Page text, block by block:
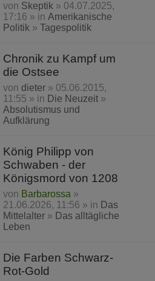
von Skeptik » 04.07.2025,
17:16 » in Amerikanische
Politik » Tagespolitik
Chronik zu Kampf um
die Ostsee
von dieter » 05.06.2015,
11:55 » in Die Neuzeit »
Absolutismus und
Aufklärung
König Philipp von
Schwaben - der
Königsmord von 1208
von Barbarossa »
21.06.2026, 11:56 » in Das
Mittelalter » Das alltägliche
Leben
Die Farben Schwarz-
Rot-Gold